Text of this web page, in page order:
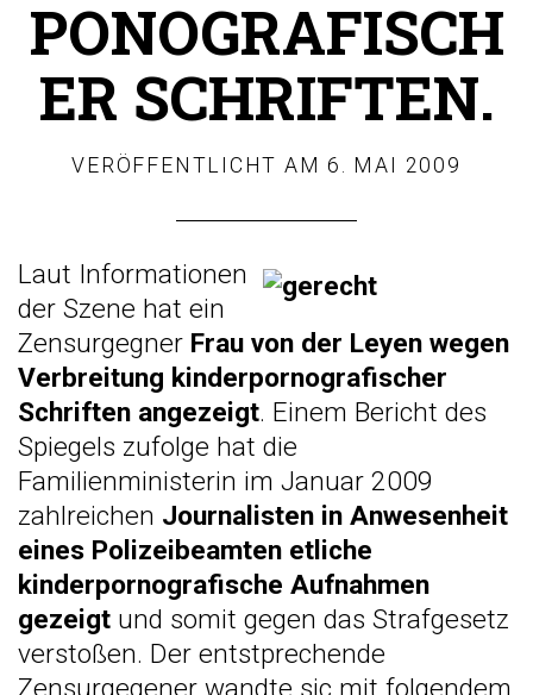
PONOGRAFISCH
ER SCHRIFTEN.
VERÖFFENTLICHT AM6. MAI 2009
Laut Informationen
der Szene hat ein
Zensurgegner Frau von der Leyen wegen
Verbreitung kinderpornografischer
Schriften angezeigt. Einem Bericht des
Spiegels zufolge hat die
Familienministerin im Januar 2009
zahlreichen Journalisten in Anwesenheit
eines Polizeibeamten etliche
kinderpornografische Aufnahmen
gezeigt und somit gegen das Strafgesetz
verstoßen. Der entstprechende